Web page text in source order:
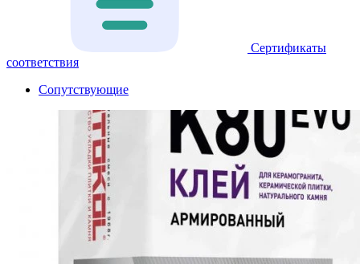
Сертификаты
соответствия
Сопутствующие